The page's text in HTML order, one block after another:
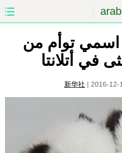
الشرق الأوسط
الاقتصاد
الرياضة
توأم من
في أتلانتا
新华社 | 2016-12-